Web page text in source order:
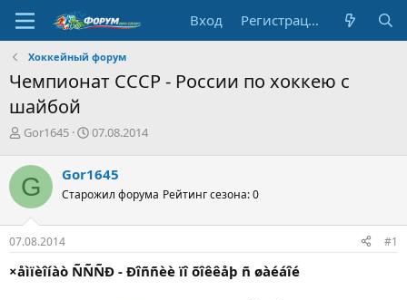
Вход Регистрация
Хоккейный форум
Чемпионат СССР - России по хоккею с
шайбой
А
т
о
р
т
е
м
ы
Gor1645
Д
а
н
ч
л
а
07.08.2014
G Gor1645
Старожил форума Рейтинг сезона: 0
07.08.2014 #1
×åìïèîíàò ÑÑÑÐ - Ðîññèè ïî õîêêåþ ñ øàéáîé